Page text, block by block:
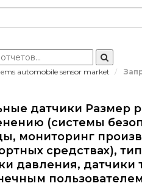
automobile sensor market
датчики Размер
(системы
мониторинг
средствах),
давления, датчики
пользователем